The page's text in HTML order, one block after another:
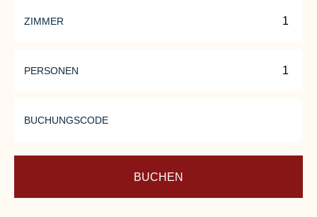
ZIMMER
PERSONEN
BUCHUNGSCODE
BUCHEN